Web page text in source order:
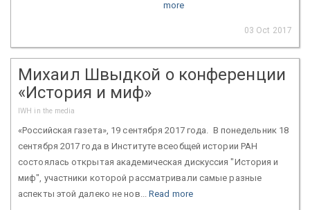
more
03 Oct 2017
Михаил Швыдкой о конференции
«История и миф»
IWH in the media
«Российская газета», 19 сентября 2017 года. В понедельник 18
сентября 2017 года в Институте всеобщей истории РАН
состоялась открытая академическая дискуссия "История и
миф", участники которой рассматривали самые разные
аспекты этой далеко не нов... Read more